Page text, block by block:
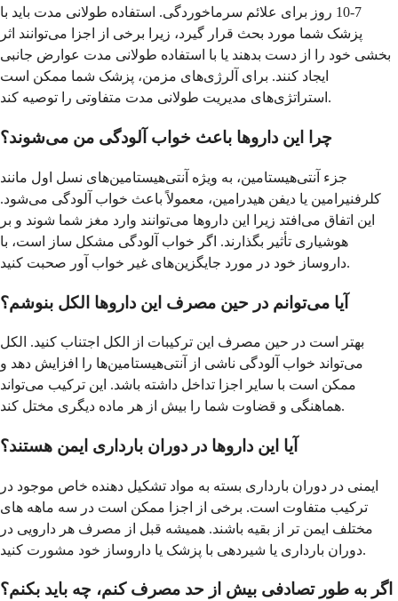
7-10 روز برای علائم سرماخوردگی. استفاده طولانی مدت باید با
پزشک شما مورد بحث قرار گیرد، زیرا برخی از اجزا می‌توانند اثر
بخشی خود را از دست بدهند یا با استفاده طولانی مدت عوارض جانبی
ایجاد کنند. برای آلرژی‌های مزمن، پزشک شما ممکن است
استراتژی‌های مدیریت طولانی مدت متفاوتی را توصیه کند.
چرا این داروها باعث خواب آلودگی من می‌شوند؟
جزء آنتی‌هیستامین، به ویژه آنتی‌هیستامین‌های نسل اول مانند
کلرفنیرامین یا دیفن هیدرامین، معمولاً باعث خواب آلودگی می‌شود.
این اتفاق می‌افتد زیرا این داروها می‌توانند وارد مغز شما شوند و بر
هوشیاری تأثیر بگذارند. اگر خواب آلودگی مشکل ساز است، با
داروساز خود در مورد جایگزین‌های غیر خواب آور صحبت کنید.
آیا می‌توانم در حین مصرف این داروها الکل بنوشم؟
بهتر است در حین مصرف این ترکیبات از الکل اجتناب کنید. الکل
می‌تواند خواب آلودگی ناشی از آنتی‌هیستامین‌ها را افزایش دهد و
ممکن است با سایر اجزا تداخل داشته باشد. این ترکیب می‌تواند
هماهنگی و قضاوت شما را بیش از هر ماده دیگری مختل کند.
آیا این داروها در دوران بارداری ایمن هستند؟
ایمنی در دوران بارداری بسته به مواد تشکیل دهنده خاص موجود در
ترکیب متفاوت است. برخی از اجزا ممکن است در سه ماهه های
مختلف ایمن تر از بقیه باشند. همیشه قبل از مصرف هر دارویی در
دوران بارداری یا شیردهی با پزشک یا داروساز خود مشورت کنید.
اگر به طور تصادفی بیش از حد مصرف کنم، چه باید بکنم؟